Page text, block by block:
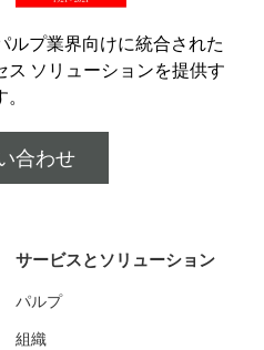
ルプ業界向けに統合された
ソリューションを提供す
合わせ
サービスとソリューション
パルプ
組織